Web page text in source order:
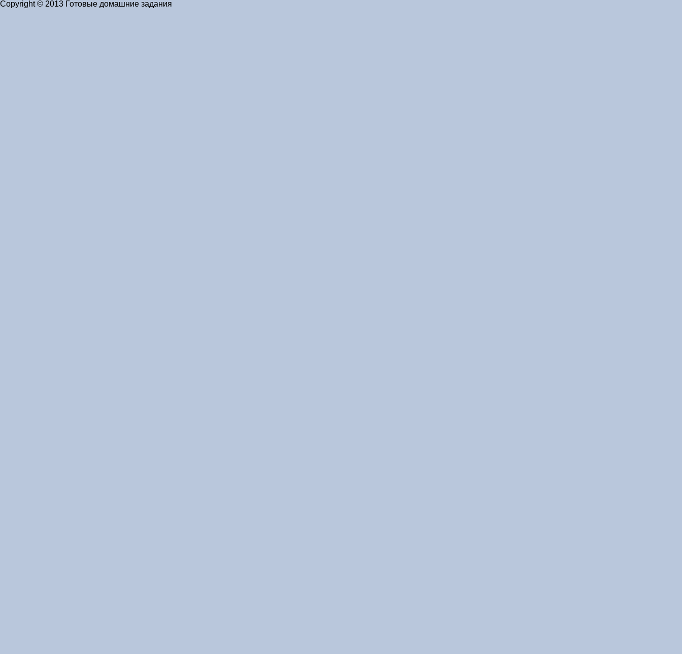
Copyright © 2013 Готовые домашние задания